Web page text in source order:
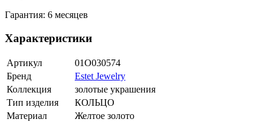
Гарантия: 6 месяцев
Характеристики
Артикул
01О030574
Бренд
Estet Jewelry
Коллекция
золотые украшения
Тип изделия
КОЛЬЦО
Материал
Желтое золото